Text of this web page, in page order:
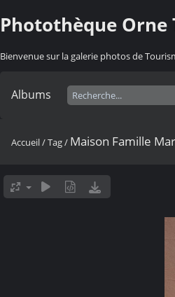
Photothèque Orne
Bienvenue sur la galerie photos de
Albums
Accueil/Tag/ Maison Famille